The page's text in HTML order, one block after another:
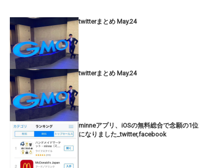
twitterまとめ May.24
twitterまとめ May.24
minneアプリ、iOSの無料総合で念願の1位
になりました_twitter,facebook